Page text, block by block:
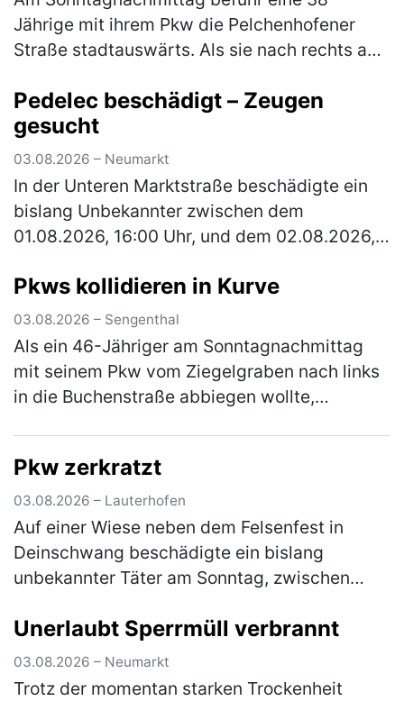
Jährige mit ihrem Pkw die Pelchenhofener
Straße stadtauswärts. Als sie nach rechts auf
66-jährige Radfahrerin, die den…(mehr)
Pedelec beschädigt – Zeugen
gesucht
03.08.2026 – Neumarkt
In der Unteren Marktstraße beschädigte ein
bislang Unbekannter zwischen dem
01.08.2026, 16:00 Uhr, und dem 02.08.2026,
Der Täter baute den Sattel ab und r…
Pkws kollidieren in Kurve
03.08.2026 – Sengenthal
Als ein 46-Jähriger am Sonntagnachmittag
mit seinem Pkw vom Ziegelgraben nach links
in die Buchenstraße abbiegen wollte,
Pkw zerkratzt
03.08.2026 – Lauterhofen
Auf einer Wiese neben dem Felsenfest in
Deinschwang beschädigte ein bislang
unbekannter Täter am Sonntag, zwischen
geparkten, silbernen Kia. Die linke
Fahrzeugseite…(mehr)
Unerlaubt Sperrmüll verbrannt
03.08.2026 – Neumarkt
Trotz der momentan starken Trockenheit